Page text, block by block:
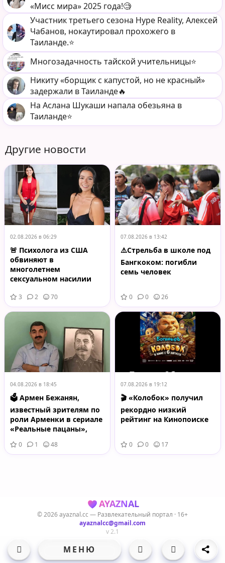
МЕНЮ
«Мисс мира» 2025 года!🧐
Участник третьего сезона Hype Reality, Алексей
Чабанов, нокаутировал прохожего в
Таиланде.⭐️
Многозадачность тайской учительницы⭐️
Никиту «борщик с капустой, но не красный»
задержали в Таиланде🔥
На Аслана Шукаши напала обезьяна в
Таиланде⭐️
Другие новости
02.08.2026 в 06:29
🚨 Психолога из США
обвиняют в
многолетнем
сексуальном насилии
несовершеннолетним
пациентом
3 2 70
07.08.2026 в 13:42
⚠️Стрельба в школе под
Бангкоком: погибли
семь человек
0 0 26
04.08.2026 в 18:45
🗳️ Армен Бежанян,
известный зрителям по
роли Арменки в сериале
«Реальные пацаны»,
в большой политике.
0 1 48
07.08.2026 в 19:12
🎬 «Колобок» получил
рекордно низкий
рейтинг на Кинопоиске
0 0 17
AYAZNAL
© 2026 ayaznal.cc — Развлекательный портал · 16+
ayaznalcc@gmail.com
v 2.1